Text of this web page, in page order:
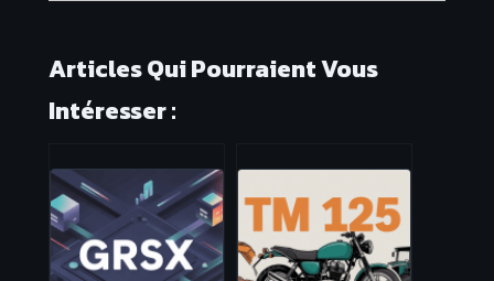
Articles Qui Pourraient Vous
Intéresser :